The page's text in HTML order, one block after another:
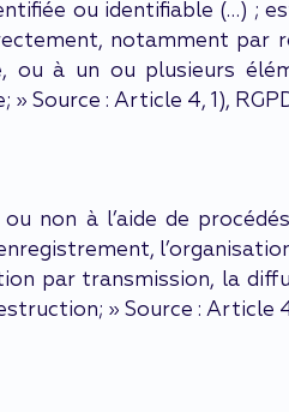
ou identifiable (…) ;
notamment par
ou à un ou plusieurs
Source : Article 4, 1),
non à l’aide de
par transmission, la
» Source : Article